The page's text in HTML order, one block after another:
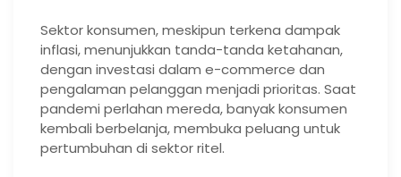
Sektor konsumen, meskipun terkena dampak
inflasi, menunjukkan tanda-tanda ketahanan,
dengan investasi dalam e-commerce dan
pengalaman pelanggan menjadi prioritas. Saat
pandemi perlahan mereda, banyak konsumen
kembali berbelanja, membuka peluang untuk
pertumbuhan di sektor ritel.